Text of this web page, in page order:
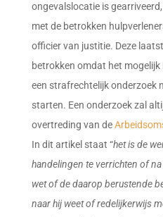
ongevalslocatie is
met de betrokken
officier van justitie. Deze
betrokken omdat het
een strafrechtelijk onderzoek
starten. Een onderzoek zal
overtreding van de
In dit artikel staat “het is de
handelingen te verrichten of
wet of de daarop berustende
naar hij weet of redelijkerwijs